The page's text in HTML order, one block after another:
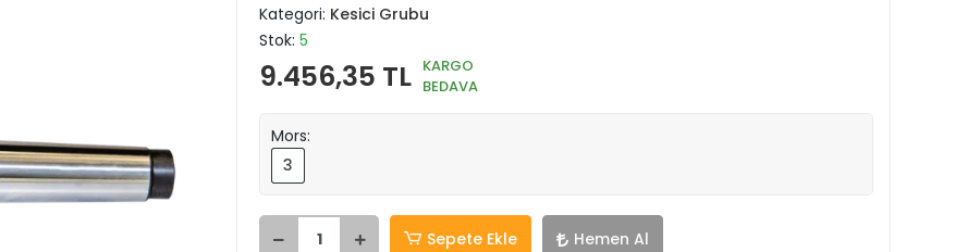
Kategori: Kesici Grubu
Stok: 5
9.456,35 TL KARGO
BEDAVA
Mors:
3
Sepete Ekle Hemen Al